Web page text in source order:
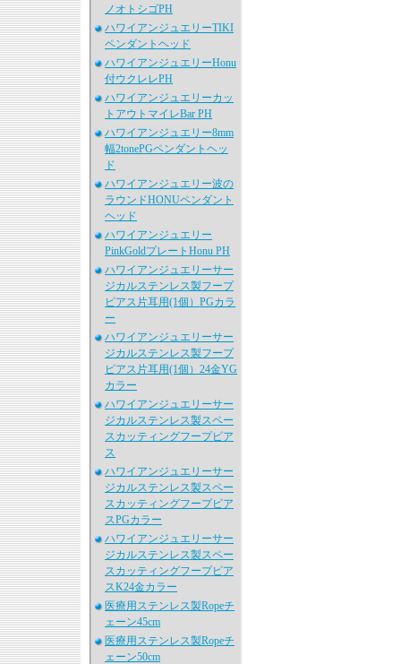
ノオトシゴPH
ハワイアンジュエリーTIKI
ペンダントヘッド
ハワイアンジュエリーHonu
付ウクレレPH
ハワイアンジュエリーカッ
トアウトマイレBar PH
ハワイアンジュエリー8mm
幅2tonePGペンダントヘッ
ド
ハワイアンジュエリー波の
ラウンドHONUペンダント
ヘッド
ハワイアンジュエリー
PinkGoldプレートHonu PH
ハワイアンジュエリーサー
ジカルステンレス製フープ
ピアス片耳用(1個）PGカラ
ー
ハワイアンジュエリーサー
ジカルステンレス製フープ
ピアス片耳用(1個）24金YG
カラー
ハワイアンジュエリーサー
ジカルステンレス製スペー
スカッティングフープピア
ス
ハワイアンジュエリーサー
ジカルステンレス製スペー
スカッティングフープピア
スPGカラー
ハワイアンジュエリーサー
ジカルステンレス製スペー
スカッティングフープピア
スK24金カラー
医療用ステンレス製Ropeチ
ェーン45cm
医療用ステンレス製Ropeチ
ェーン50cm